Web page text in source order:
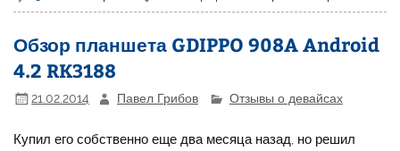
Обзор планшета GDIPPO 908A Android
4.2 RK3188
21.02.2014 Павел Грибов Отзывы о девайсах
Купил его собственно еще два месяца назад, но решил